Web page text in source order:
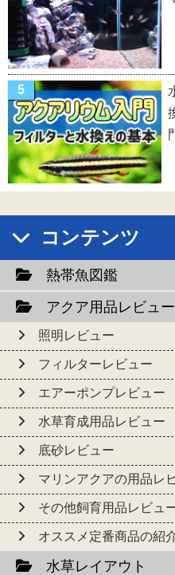
コンテンツ
熱帯魚図鑑
アクア用品レビュー
照明レビュー
フィルターレビュー
エアーポンプレビュー
水草育成用品レビュー
底砂レビュー
マリンアクアの用品レ
その他飼育用品レビュ
オススメ定番商品の紹
水草レイアウト